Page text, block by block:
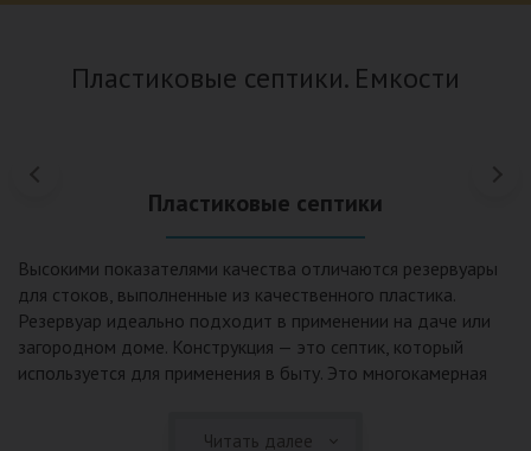
Пластиковые септики. Емкости
Пластиковые септики
Высокими показателями качества отличаются резервуары
для стоков, выполненные из качественного пластика.
Резервуар идеально подходит в применении на даче или
загородном доме. Конструкция — это септик, который
используется для применения в быту. Это многокамерная
Читать далее